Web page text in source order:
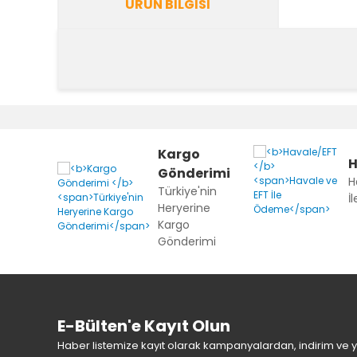
ÜRÜN BILGISI
Ürün resmi kalitesiz, bozuk veya görüntülenemiyor.
Ürün açıklamasında eksik bilgiler bulunuyor.
Ürün bilgilerinde hatalar bulunuyor.
Ürün fiyatı diğer sitelerden daha pahalı.
Bu ürüne benzer farklı alternatifler olmalı.
Kargo
Gönderimi
Türkiye'nin
Heryerine
Kargo
Gönderimi
E-Bülten'e Kayıt Olun
Haber listemize kayıt olarak kampanyalardan, indirim ve